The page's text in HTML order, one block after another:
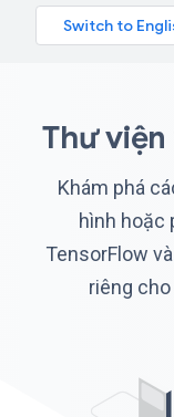
Thư
Khám phá
hình hoặc
TensorFlow
riêng